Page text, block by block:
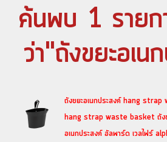
ค้นพบ 1 รายก
ว่า"ถังขยะอเน
ถังขยะอเนกประสงค์ hang
hang strap waste basket ถัง
อเนกประสงค์ อัลพาร์ด เวลไฟร์